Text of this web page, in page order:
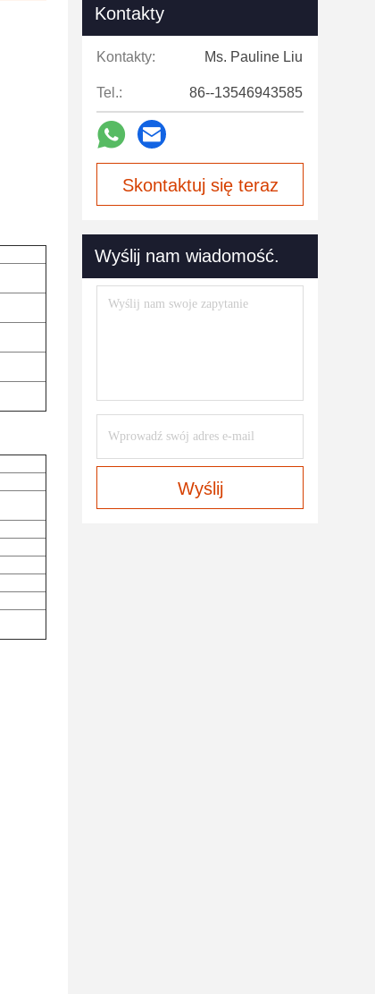
Kontakty
Kontakty: Ms. Pauline Liu
Tel.: 86--13546943585
Skontaktuj się teraz
Wyślij nam wiadomość.
Wyślij